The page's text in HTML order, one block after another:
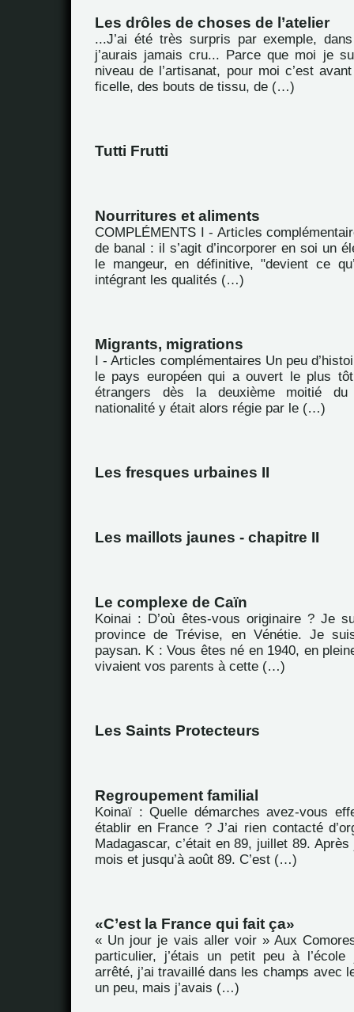
Les drôles de choses de l’atelier
...J’ai été très surpris par exemple,
j’aurais jamais cru... Parce que moi je
niveau de l’artisanat, pour moi c’est
ficelle, des bouts de tissu, de (…)
Tutti Frutti
Nourritures et aliments
COMPLÉMENTS I - Articles
de banal : il s’agit d’incorporer en soi un
le mangeur, en définitive, "devient ce
intégrant les qualités (…)
Migrants, migrations
I - Articles complémentaires Un peu
le pays européen qui a ouvert le plus
étrangers dès la deuxième moitié
nationalité y était alors régie par le (…)
Les fresques urbaines II
Les maillots jaunes - chapitre II
Le complexe de Caïn
Koinai : D’où êtes-vous originaire ? Je
province de Trévise, en Vénétie. Je
paysan. K : Vous êtes né en 1940, en
vivaient vos parents à cette (…)
Les Saints Protecteurs
Regroupement familial
Koinaï : Quelle démarches avez-vous
établir en France ? J’ai rien contacté
Madagascar, c’était en 89, juillet 89.
mois et jusqu’à août 89. C’est (…)
C’est la France qui fait ça
« Un jour je vais aller voir » Aux
particulier, j’étais un petit peu à l’école
arrêté, j’ai travaillé dans les champs avec
un peu, mais j’avais (…)